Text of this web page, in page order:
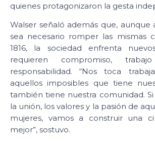
quienes protagonizaron la gesta
Walser señaló además que,
sea necesario romper las mismas
1816, la sociedad enfrenta
requieren compromiso,
responsabilidad. “Nos toca
aquellos imposibles que tiene
también tiene nuestra comunidad.
la unión, los valores y la pasión de
mujeres, vamos a construir una
mejor”, sostuvo.